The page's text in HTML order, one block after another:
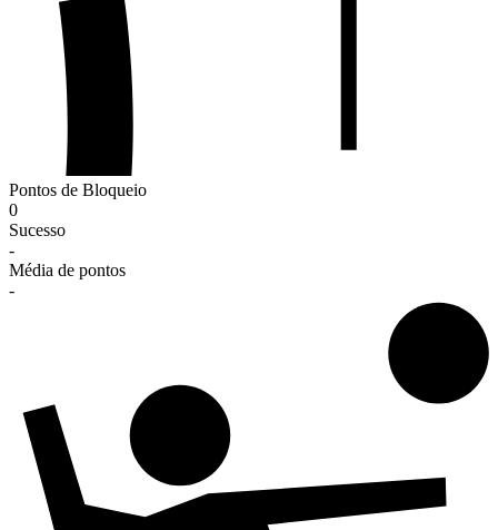
Pontos de Bloqueio
0
Sucesso
-
Média de pontos
-